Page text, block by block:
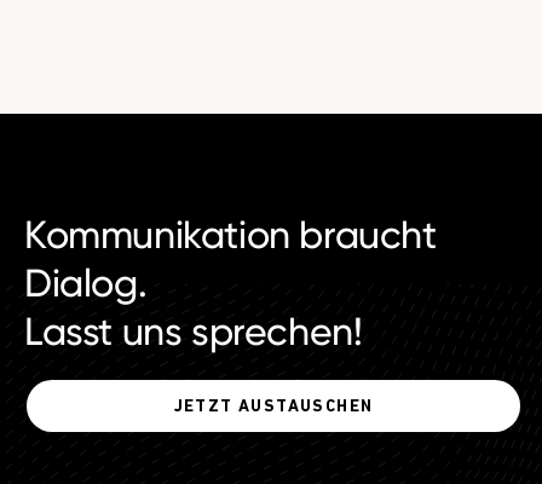
Kommunikation braucht
Dialog.
Lasst uns sprechen!
JETZT AUSTAUSCHEN